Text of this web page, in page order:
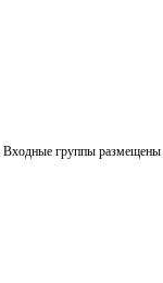
Входные группы размещены